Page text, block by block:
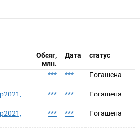
Обсяг,
млн.
Дата статус
*** *** Погашена
*** *** Погашена
*** *** Погашена